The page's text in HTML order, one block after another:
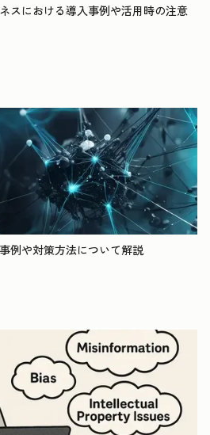
スにおける導入事例や活用時の注意
例や対策方法について解説